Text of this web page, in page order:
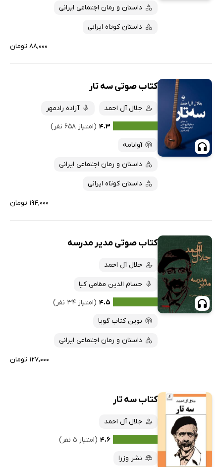
داستان و رمان اجتماعی ایرانی
داستان کوتاه ایرانی
۸۸,۰۰۰ تومان
کتاب صوتی سه تار
جلال آل احمد
آزاده رادمهر
۴.۳ (امتیاز ۶۵۸ نفر)
آوانامه
داستان و رمان اجتماعی ایرانی
داستان کوتاه ایرانی
۱۹۴,۰۰۰ تومان
کتاب صوتی مدیر مدرسه
جلال آل احمد
حسام الدین مقامی کیا
۴.۵ (امتیاز ۳۴ نفر)
نوین کتاب گویا
داستان و رمان اجتماعی ایرانی
۱۲۷,۰۰۰ تومان
کتاب سه تار
جلال آل احمد
۴.۶ (امتیاز ۵ نفر)
نشر وزرا